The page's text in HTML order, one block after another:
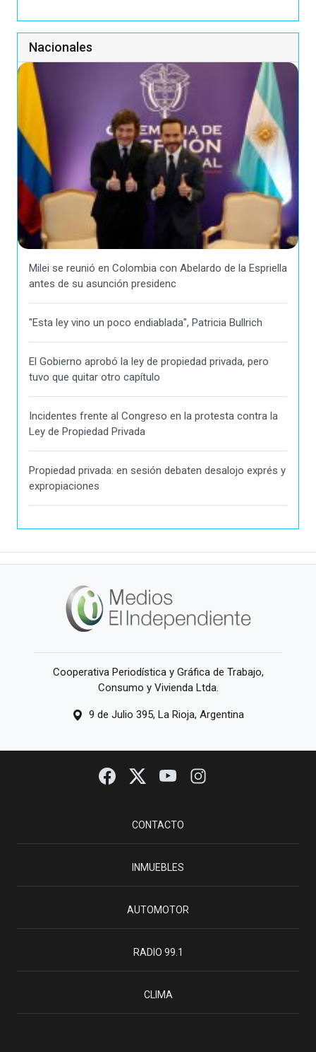
Nacionales
Milei se reunió en Colombia con Abelardo de la Espriella
antes de su asunción presidenc
"Esta ley vino un poco endiablada", Patricia Bullrich
El Gobierno aprobó la ley de propiedad privada, pero
tuvo que quitar otro capítulo
Incidentes frente al Congreso en la protesta contra la
Ley de Propiedad Privada
Propiedad privada: en sesión debaten desalojo exprés y
expropiaciones
Cooperativa Periodística y Gráfica de Trabajo,
Consumo y Vivienda Ltda.
9 de Julio 395, La Rioja, Argentina
CONTACTO
INMUEBLES
AUTOMOTOR
RADIO 99.1
CLIMA